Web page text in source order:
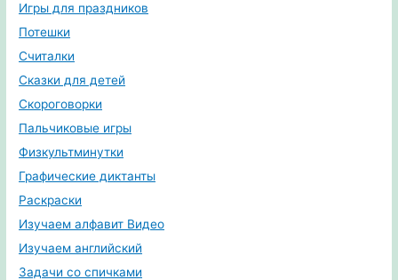
Игры для праздников
Потешки
Считалки
Сказки для детей
Скороговорки
Пальчиковые игры
Физкультминутки
Графические диктанты
Раскраски
Изучаем алфавит Видео
Изучаем английский
Задачи со спичками